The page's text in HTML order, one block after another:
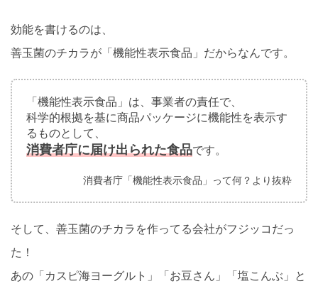
効能を書けるのは、
善玉菌のチカラが「機能性表示食品」だからなんです。
「機能性表示食品」は、事業者の責任で、
科学的根拠を基に商品パッケージに機能性を表示す
るものとして、
消費者庁に届け出られた食品です。
消費者庁「機能性表示食品」って何？より抜粋
そして、善玉菌のチカラを作ってる会社がフジッコだっ
た！
あの「カスピ海ヨーグルト」「お豆さん」「塩こんぶ」と